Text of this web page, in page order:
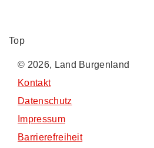
Top
© 2026, Land Burgenland
Kontakt
Datenschutz
Impressum
Barrierefreiheit